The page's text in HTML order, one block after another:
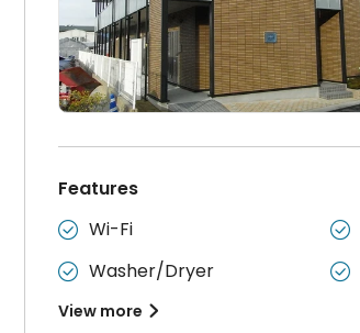
Features
 Wi-Fi 
 Washer/Dryer 
View more 